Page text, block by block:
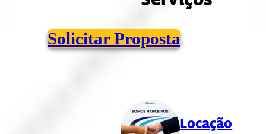
Solicitar Proposta
Locação